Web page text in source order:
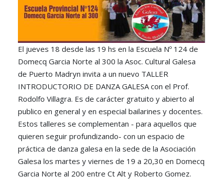
El jueves 18 desde las 19 hs en la Escuela Nº 124 de
Domecq Garcia Norte al 300 la Asoc. Cultural Galesa
de Puerto Madryn invita a un nuevo TALLER
INTRODUCTORIO DE DANZA GALESA con el Prof.
Rodolfo Villagra. Es de carácter gratuito y abierto al
publico en general y en especial bailarines y docentes.
Estos talleres se complementan - para aquellos que
quieren seguir profundizando- con un espacio de
práctica de danza galesa en la sede de la Asociación
Galesa los martes y viernes de 19 a 20,30 en Domecq
Garcia Norte al 200 entre Ct Alt y Roberto Gomez.